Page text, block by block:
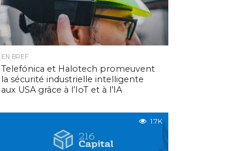
EN BREF
Telefónica et Halotech promeuvent
la sécurité industrielle intelligente
aux USA grâce à l’IoT et à l’IA
1.7K